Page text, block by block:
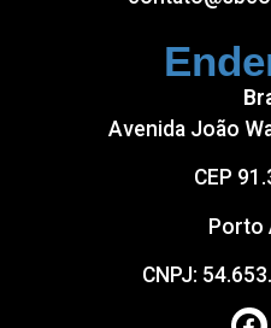
Avenida João
CEP
Porto
CNPJ: